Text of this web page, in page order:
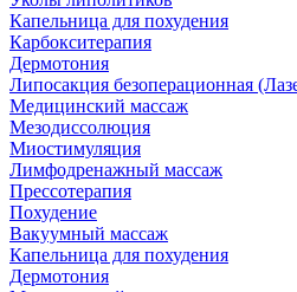
Капельница для похудения
Карбокситерапия
Дермотония
Липосакция безоперационная
Медицинский массаж
Мезодиссолюция
Миостимуляция
Лимфодренажный массаж
Прессотерапия
Похудение
Вакуумный массаж
Капельница для похудения
Дермотония